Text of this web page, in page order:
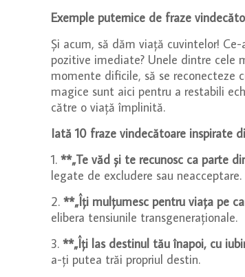
Exemple puternice de fraze
Și acum, să dăm viață cuvintelor!
pozitive imediate? Unele dintre cele
momente dificile, să se reconecteze
magice sunt aici pentru a restabili
către o viață împlinită.
Iată 10 fraze vindecătoare inspirate
1.**„Te văd și te recunosc ca parte
legate de excludere sau neacceptare.
2.**„Îți mulțumesc pentru viața pe
elibera tensiunile transgeneraționale.
3.**„Îți las destinul tău înapoi, cu
a-ți putea trăi propriul destin.